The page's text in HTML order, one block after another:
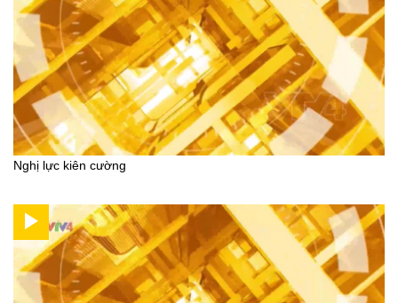
Nghị lực kiên cường